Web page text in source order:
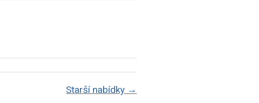
Starší nabídky →